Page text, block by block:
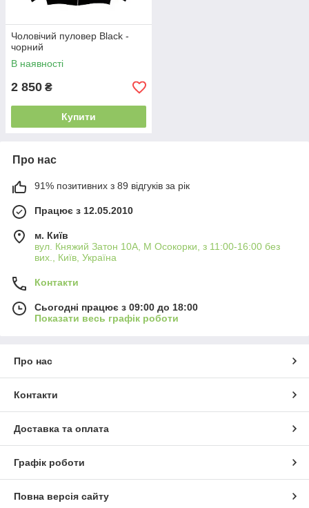
Чоловічий пуловер Black -
чорний
В наявності
2 850 ₴
Купити
Про нас
91% позитивних з 89 відгуків за рік
Працює з 12.05.2010
м. Київ
вул. Княжий Затон 10А, М Осокорки, з 11:00-16:00 без
вих., Київ, Україна
Контакти
Сьогодні працює з 09:00 до 18:00
Показати весь графік роботи
Про нас
Контакти
Доставка та оплата
Графік роботи
Повна версія сайту